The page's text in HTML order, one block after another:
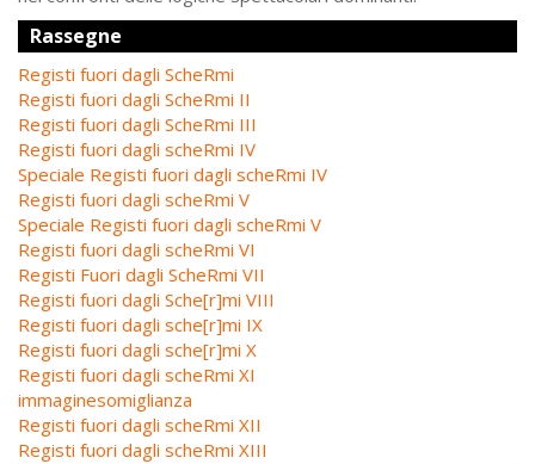
Rassegne
Registi fuori dagli ScheRmi
Registi fuori dagli ScheRmi II
Registi fuori dagli ScheRmi III
Registi fuori dagli scheRmi IV
Speciale Registi fuori dagli scheRmi IV
Registi fuori dagli scheRmi V
Speciale Registi fuori dagli scheRmi V
Registi fuori dagli scheRmi VI
Registi Fuori dagli ScheRmi VII
Registi fuori dagli Sche[r]mi VIII
Registi fuori dagli sche[r]mi IX
Registi fuori dagli sche[r]mi X
Registi fuori dagli scheRmi XI
immaginesomiglianza
Registi fuori dagli scheRmi XII
Registi fuori dagli scheRmi XIII